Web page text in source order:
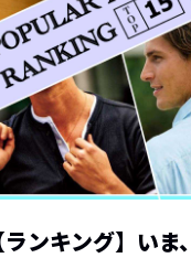
ランキング】いま